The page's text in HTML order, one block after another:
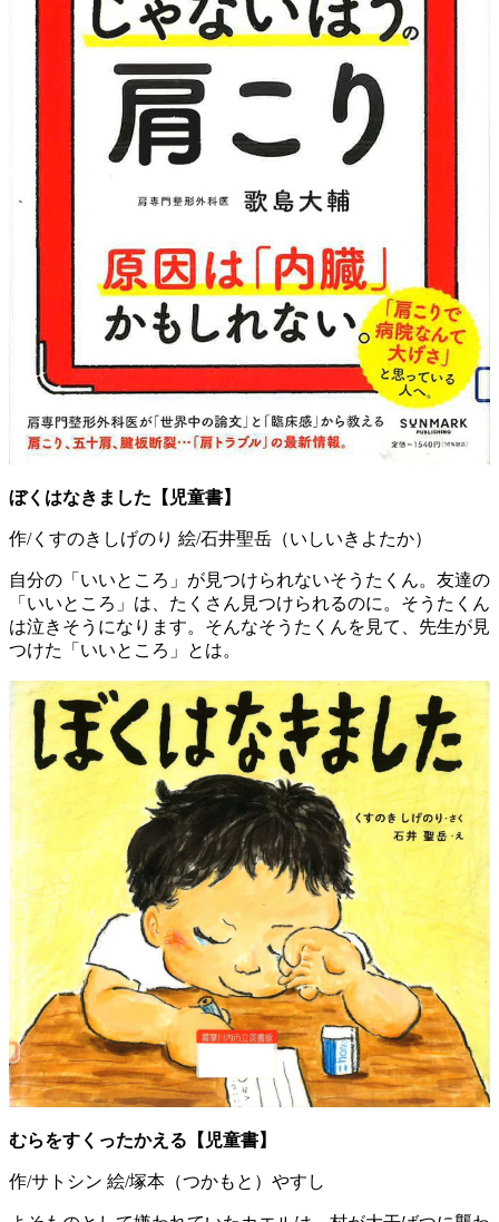
ぼくはなきました【児童書】
作/くすのきしげのり 絵/石井聖岳（いしいきよたか）
自分の「いいところ」が見つけられないそうたくん。友達の
「いいところ」は、たくさん見つけられるのに。そうたくん
は泣きそうになります。そんなそうたくんを見て、先生が見
つけた「いいところ」とは。
むらをすくったかえる【児童書】
作/サトシン 絵/塚本（つかもと）やすし